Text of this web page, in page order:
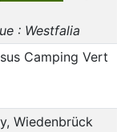
: Westfalia
Camping Vert
Wiedenbrück